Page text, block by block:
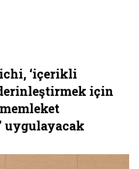
‘içerikli
için
uygulayacak